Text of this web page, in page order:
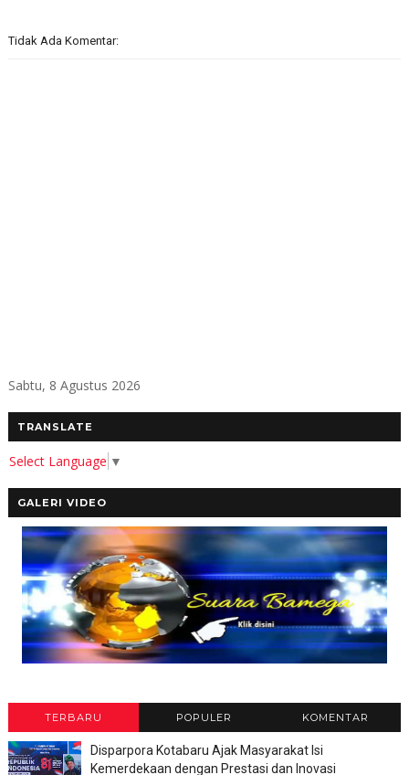
Tidak Ada Komentar:
Sabtu, 8 Agustus 2026
TRANSLATE
Select Language ▼
GALERI VIDEO
TERBARU POPULER KOMENTAR
Disparpora Kotabaru Ajak Masyarakat Isi
Kemerdekaan dengan Prestasi dan Inovasi